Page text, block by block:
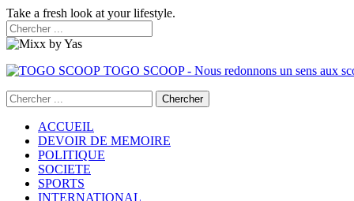
Take a fresh look at your lifestyle.
TOGO SCOOP - Nous redonnons un sens aux
ACCUEIL
DEVOIR DE MEMOIRE
POLITIQUE
SOCIETE
SPORTS
INTERNATIONAL